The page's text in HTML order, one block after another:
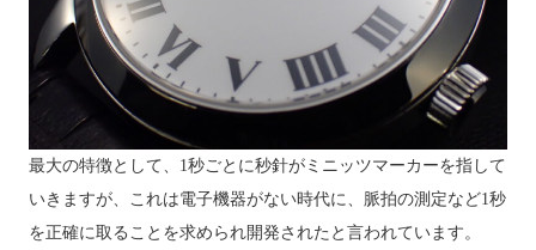
最大の特徴として、1秒ごとに秒針がミニッツマーカーを指して
いきますが、これは電子機器がない時代に、脈拍の測定など1秒
を正確に取ることを求められ開発されたと言われています。